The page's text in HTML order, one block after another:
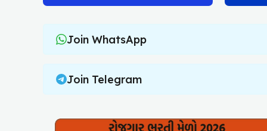
Join WhatsApp
Join Telegram